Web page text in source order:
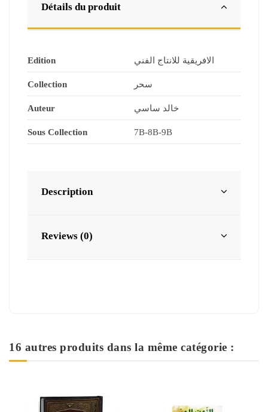
Détails du produit
Edition الافريقية للانتاج الفني
Collection سحر
Auteur خالد ساسي
Sous Collection 7B-8B-9B
Description
Reviews (0)
16 autres produits dans la même catégorie :